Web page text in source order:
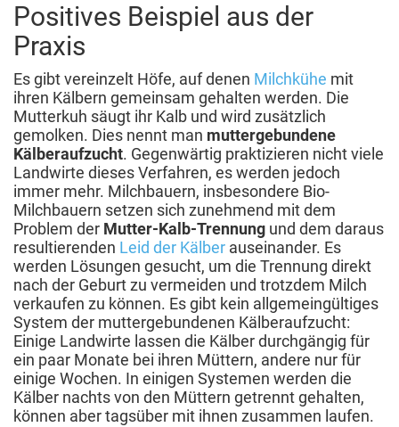
Positives Beispiel aus der
Praxis
Es gibt vereinzelt Höfe, auf denen Milchkühe mit
ihren Kälbern gemeinsam gehalten werden. Die
Mutterkuh säugt ihr Kalb und wird zusätzlich
gemolken. Dies nennt man muttergebundene
Kälberaufzucht. Gegenwärtig praktizieren nicht viele
Landwirte dieses Verfahren, es werden jedoch
immer mehr. Milchbauern, insbesondere Bio-
Milchbauern setzen sich zunehmend mit dem
Problem der Mutter-Kalb-Trennung und dem daraus
resultierenden Leid der Kälber auseinander. Es
werden Lösungen gesucht, um die Trennung direkt
nach der Geburt zu vermeiden und trotzdem Milch
verkaufen zu können. Es gibt kein allgemeingültiges
System der muttergebundenen Kälberaufzucht:
Einige Landwirte lassen die Kälber durchgängig für
ein paar Monate bei ihren Müttern, andere nur für
einige Wochen. In einigen Systemen werden die
Kälber nachts von den Müttern getrennt gehalten,
können aber tagsüber mit ihnen zusammen laufen.